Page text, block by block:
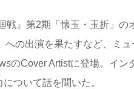
戦』第2期「懐玉・玉折」
への出演を果たすなど、ミ
のCover Artistに登場。イ
ついて話を聞いた。